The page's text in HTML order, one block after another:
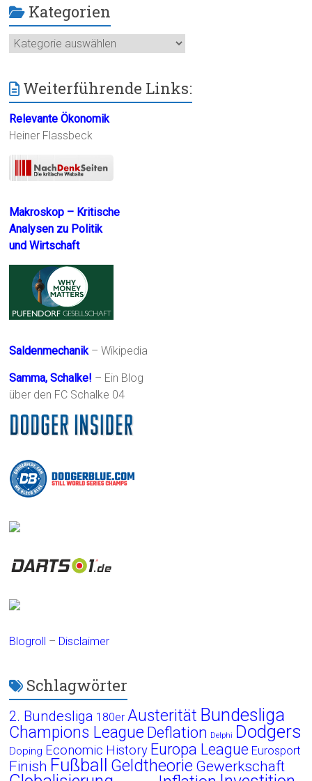
Kategorien
Kategorien
Weiterführende Links:
Relevante Ökonomik
Heiner Flassbeck
Makroskop – Kritische
Analysen zu Politik
und Wirtschaft
Saldenmechanik– Wikipedia
Samma, Schalke! – Ein Blog
über den FC Schalke 04
Blogroll – Disclaimer
Schlagwörter
2. Bundesliga 180er Austerität Bundesliga
Champions League Deflation Delphi Dodgers
Doping Economic History Europa League Eurosport
Finish Fußball Geldtheorie Gewerkschaft